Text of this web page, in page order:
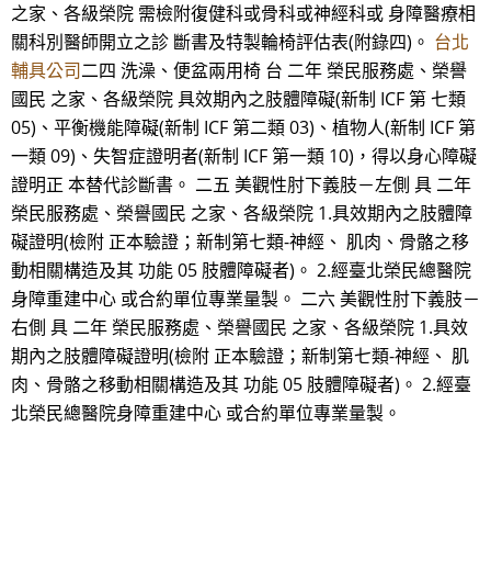
之家、各級榮院 需檢附復健科或骨科或神經科或 身障醫療相
關科別醫師開立之診 斷書及特製輪椅評估表(附錄四)。 台北
輔具公司二四 洗澡、便盆兩用椅 台 二年 榮民服務處、榮譽
國民 之家、各級榮院 具效期內之肢體障礙(新制 ICF 第 七類
05)、平衡機能障礙(新制 ICF 第二類 03)、植物人(新制 ICF 第
一類 09)、失智症證明者(新制 ICF 第一類 10)，得以身心障礙
證明正 本替代診斷書。 二五 美觀性肘下義肢－左側 具 二年
榮民服務處、榮譽國民 之家、各級榮院 1.具效期內之肢體障
礙證明(檢附 正本驗證；新制第七類-神經、 肌肉、骨骼之移
動相關構造及其 功能 05 肢體障礙者)。 2.經臺北榮民總醫院
身障重建中心 或合約單位專業量製。 二六 美觀性肘下義肢－
右側 具 二年 榮民服務處、榮譽國民 之家、各級榮院 1.具效
期內之肢體障礙證明(檢附 正本驗證；新制第七類-神經、 肌
肉、骨骼之移動相關構造及其 功能 05 肢體障礙者)。 2.經臺
北榮民總醫院身障重建中心 或合約單位專業量製。